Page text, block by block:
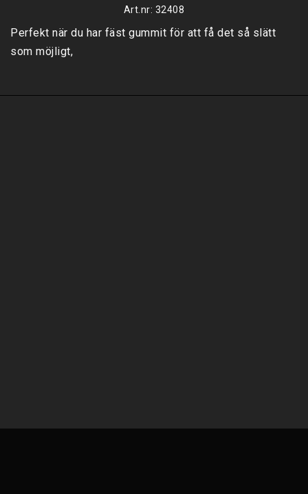
Art.nr: 32408
Perfekt när du har fäst gummit för att få det så slätt
som möjligt,